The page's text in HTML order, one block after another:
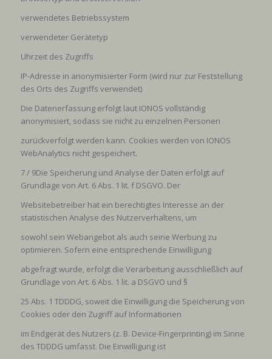
verwendetes Betriebssystem
verwendeter Gerätetyp
Uhrzeit des Zugriffs
IP-Adresse in anonymisierter Form (wird nur zur Feststellung
des Orts des Zugriffs verwendet)
Die Datenerfassung erfolgt laut IONOS vollständig
anonymisiert, sodass sie nicht zu einzelnen Personen
zurückverfolgt werden kann. Cookies werden von IONOS
WebAnalytics nicht gespeichert.
7 / 9Die Speicherung und Analyse der Daten erfolgt auf
Grundlage von Art. 6 Abs. 1 lit. f DSGVO. Der
Websitebetreiber hat ein berechtigtes Interesse an der
statistischen Analyse des Nutzerverhaltens, um
sowohl sein Webangebot als auch seine Werbung zu
optimieren. Sofern eine entsprechende Einwilligung
abgefragt wurde, erfolgt die Verarbeitung ausschließlich auf
Grundlage von Art. 6 Abs. 1 lit. a DSGVO und §
25 Abs. 1 TDDDG, soweit die Einwilligung die Speicherung von
Cookies oder den Zugriff auf Informationen
im Endgerät des Nutzers (z. B. Device-Fingerprinting) im Sinne
des TDDDG umfasst. Die Einwilligung ist